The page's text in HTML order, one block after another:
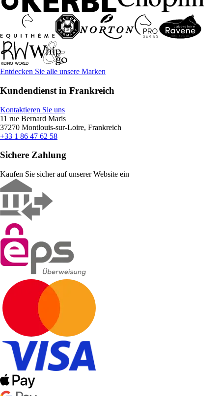
Entdecken Sie alle unsere Marken
Kundendienst in Frankreich
Kontaktieren Sie uns
11 rue Bernard Maris
37270 Montlouis-sur-Loire, Frankreich
+33 1 86 47 62 58
Sichere Zahlung
Kaufen Sie sicher auf unserer Website ein